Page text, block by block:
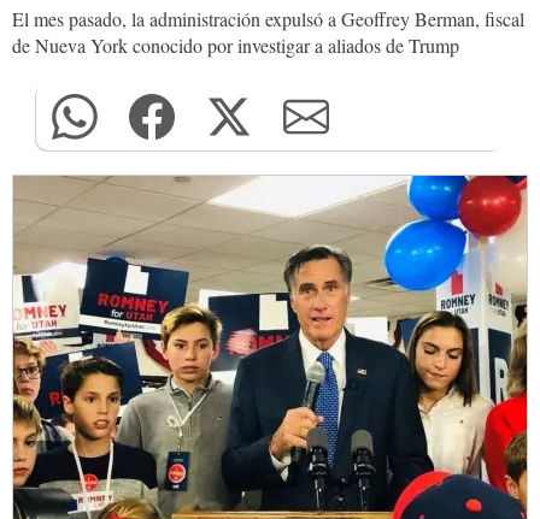
El mes pasado, la administración expulsó a Geoffrey Berman, fiscal
de Nueva York conocido por investigar a aliados de Trump